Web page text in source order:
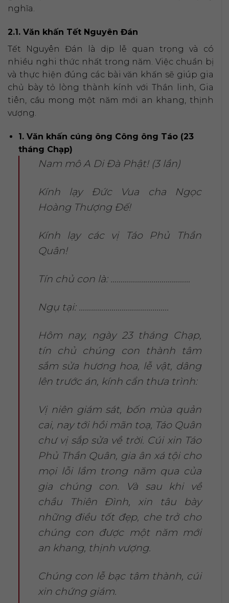
nghĩa.
2.1. Văn khấn Tết Nguyên Đán
Tết Nguyên Đán là dịp lễ quan trọng và có
nhiều nghi thức nhất trong năm. Việc chuẩn bị
và thực hiện đúng các bài văn khấn sẽ giúp gia
chủ bày tỏ lòng thành kính với Thần linh, Gia
tiên, cầu mong một năm mới an khang, thịnh
vượng.
1. Văn khấn cúng ông Công ông Táo (23
tháng Chạp)
Nam mô A Di Đà Phật! (3 lần)
Kính lạy Đức Vua cha Ngọc
Hoàng Thượng Đế!
Kính lạy các vị Táo Phủ Thần
Quân!
Tín chủ con là: …………………………………
Ngụ tại: ……………………………………..
Hôm nay, ngày 23 tháng Chạp,
tín chủ chúng con thành tâm
sắm sửa hương hoa, lễ vật, dâng
lên trước án, kính cẩn thưa trình:
Vị niên giám sát, bốn mùa quản
cai, nay tới hồi mãn toạ, Táo Quân
chư vị sắp sửa về trời. Cúi xin Táo
Phủ Thần Quân, gia ân xá tội cho
mọi lỗi lầm trong năm qua của
gia chúng con. Và sau khi về
chầu Thiên Đình, xin tâu bày
những điều tốt đẹp, che trở cho
chúng con được một năm mới
an khang, thịnh vượng.
Chúng con lễ bạc tâm thành, cúi
xin chứng giám.